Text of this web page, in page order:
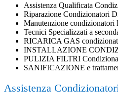
Assistenza Qualificata
Riparazione Condizionatori
Manutenzione condizionatori
Tecnici Specializzati a
RICARICA GAS
INSTALLAZIONE
PULIZIA FILTRI
SANIFICAZIONE e
Assistenza